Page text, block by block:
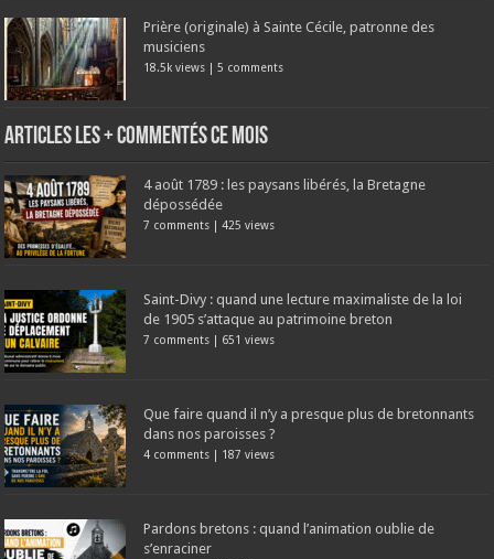
Prière (originale) à Sainte Cécile, patronne des
musiciens
18.5k views |5 comments
Articles les + commentés ce mois
4 août 1789 : les paysans libérés, la Bretagne
dépossédée
7 comments |425 views
Saint-Divy : quand une lecture maximaliste de la loi
de 1905 s’attaque au patrimoine breton
7 comments | 651 views
Que faire quand il n’y a presque plus de bretonnants
dans nos paroisses ?
4 comments | 187 views
Pardons bretons : quand l’animation oublie de
s’enraciner